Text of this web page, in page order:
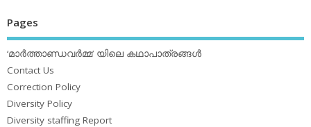
Pages
‘മാര്‍ത്താണ്ഡവര്‍മ്മ’ യിലെ കഥാപാത്രങ്ങള്‍
Contact Us
Correction Policy
Diversity Policy
Diversity staffing Report